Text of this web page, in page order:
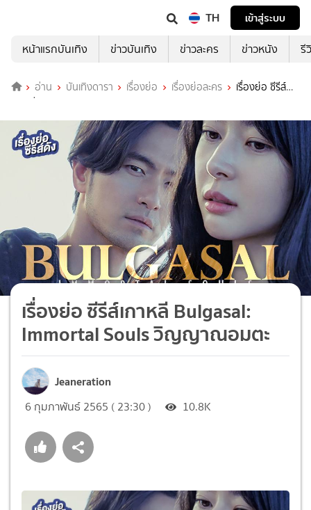
TH
เข้าสู่ระบบ
หน้าแรกบันเทิง
ข่าวบันเทิง ข่าวละคร ข่าวหนัง รี
อ่าน บันเทิงดารา เรื่องย่อ เรื่องย่อละคร
เรื่องย่อ ซีรีส์
เกาหลี Bulgasal: Immortal Souls วิญญาณอมตะ
เรื่องย่อ ซีรีส์เกาหลี Bulgasal:
Immortal Souls วิญญาณอมตะ
Jeaneration
6 กุมภาพันธ์ 2565 ( 23:30 ) 10.8K